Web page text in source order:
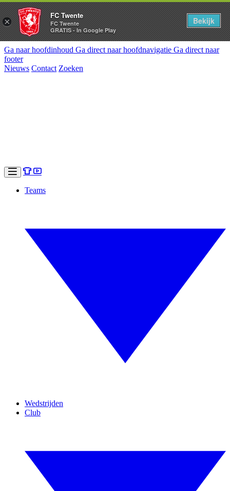
Ga naar hoofdinhoud Ga direct naar hoofdnavigatie Ga direct naar
footer
Nieuws Contact Zoeken
Teams
Wedstrijden
Club
×
FC Twente
FC Twente
GRATIS - In Google Play
Bekijk